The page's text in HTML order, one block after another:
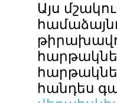
Այս
հանդես